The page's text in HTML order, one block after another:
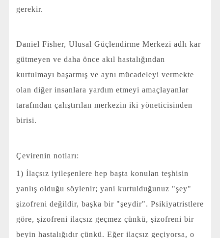
gerekir.
Daniel Fisher, Ulusal Güçlendirme Merkezi adlı kar
gütmeyen ve daha önce akıl hastalığından
kurtulmayı başarmış ve aynı mücadeleyi vermekte
olan diğer insanlara yardım etmeyi amaçlayanlar
tarafından çalıştırılan merkezin iki yöneticisinden
birisi.
Çevirenin notları:
1) İlaçsız iyileşenlere hep başta konulan teşhisin
yanlış olduğu söylenir; yani kurtulduğunuz "şey"
şizofreni değildir, başka bir "şeydir". Psikiyatristlere
göre, şizofreni ilaçsız geçmez çünkü, şizofreni bir
beyin hastalığıdır çünkü. Eğer ilaçsız geçiyorsa, o